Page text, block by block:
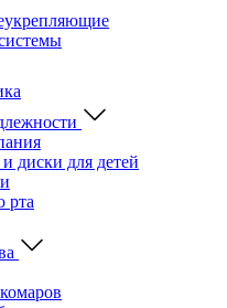
диски для детей
рта